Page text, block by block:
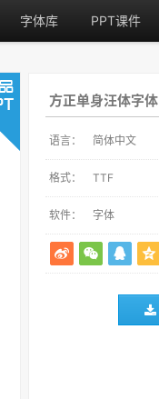
字体库 PPT课件
方正单身汪体字体
语言： 简体中文
格式： TTF
软件： 字体